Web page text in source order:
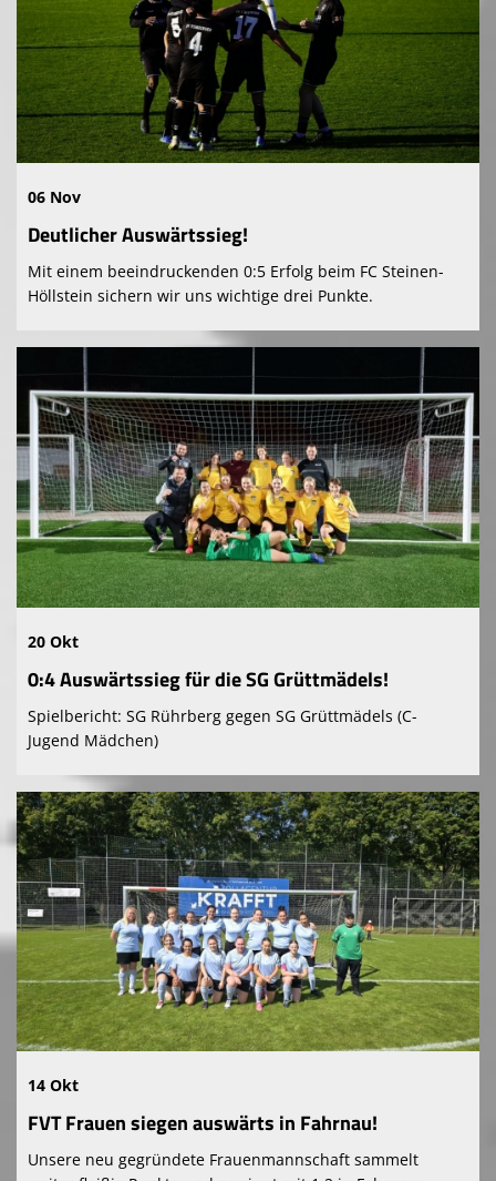
06 Nov
Deutlicher Auswärtssieg!
Mit einem beeindruckenden 0:5 Erfolg beim FC Steinen-
Höllstein sichern wir uns wichtige drei Punkte.
20 Okt
0:4 Auswärtssieg für die SG Grüttmädels!
Spielbericht: SG Rührberg gegen SG Grüttmädels (C-
Jugend Mädchen)
14 Okt
FVT Frauen siegen auswärts in Fahrnau!
Unsere neu gegründete Frauenmannschaft sammelt